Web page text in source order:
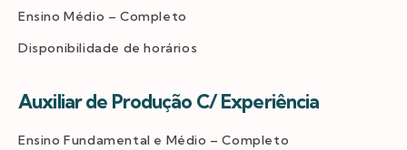
Ensino Médio – Completo
Disponibilidade de horários
Auxiliar de Produção C/ Experiência
Ensino Fundamental e Médio – Completo